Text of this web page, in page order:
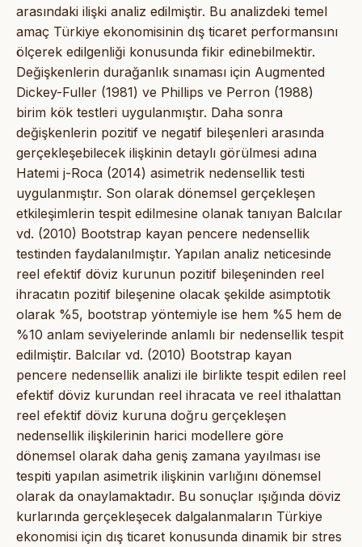
arasındaki ilişki analiz edilmiştir. Bu analizdeki temel
amaç Türkiye ekonomisinin dış ticaret performansını
ölçerek edilgenliği konusunda fikir edinebilmektir.
Değişkenlerin durağanlık sınaması için Augmented
Dickey-Fuller (1981) ve Phillips ve Perron (1988)
birim kök testleri uygulanmıştır. Daha sonra
değişkenlerin pozitif ve negatif bileşenleri arasında
gerçekleşebilecek ilişkinin detaylı görülmesi adına
Hatemi j-Roca (2014) asimetrik nedensellik testi
uygulanmıştır. Son olarak dönemsel gerçekleşen
etkileşimlerin tespit edilmesine olanak tanıyan Balcılar
vd. (2010) Bootstrap kayan pencere nedensellik
testinden faydalanılmıştır. Yapılan analiz neticesinde
reel efektif döviz kurunun pozitif bileşeninden reel
ihracatın pozitif bileşenine olacak şekilde asimptotik
olarak %5, bootstrap yöntemiyle ise hem %5 hem de
%10 anlam seviyelerinde anlamlı bir nedensellik tespit
edilmiştir. Balcılar vd. (2010) Bootstrap kayan
pencere nedensellik analizi ile birlikte tespit edilen reel
efektif döviz kurundan reel ihracata ve reel ithalattan
reel efektif döviz kuruna doğru gerçekleşen
nedensellik ilişkilerinin harici modellere göre
dönemsel olarak daha geniş zamana yayılması ise
tespiti yapılan asimetrik ilişkinin varlığını dönemsel
olarak da onaylamaktadır. Bu sonuçlar ışığında döviz
kurlarında gerçekleşecek dalgalanmaların Türkiye
ekonomisi için dış ticaret konusunda dinamik bir stres